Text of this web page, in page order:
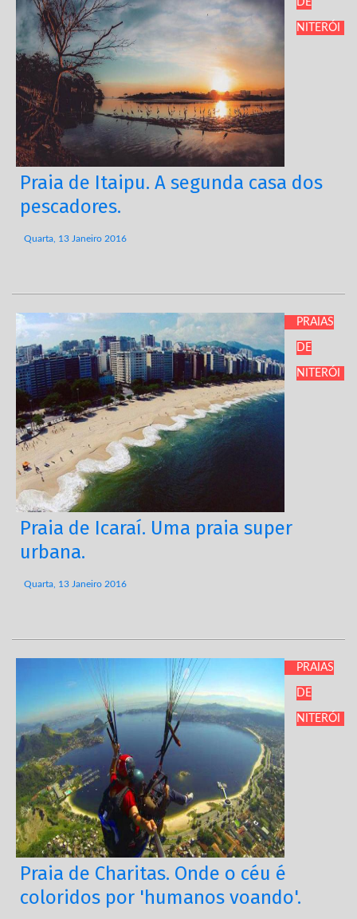
DE
NITERÓI
Praia de Itaipu. A segunda casa dos
pescadores.
Quarta, 13 Janeiro 2016
PRAIAS
DE
NITERÓI
Praia de Icaraí. Uma praia super
urbana.
Quarta, 13 Janeiro 2016
PRAIAS
DE
NITERÓI
Praia de Charitas. Onde o céu é
coloridos por 'humanos voando'.